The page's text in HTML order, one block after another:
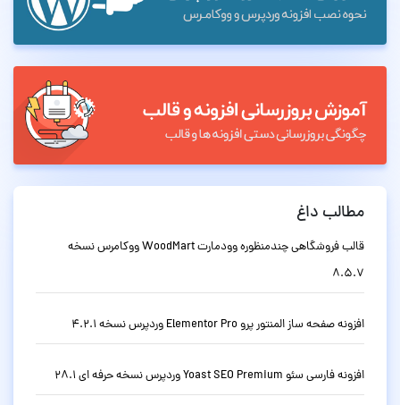
مطالب داغ
قالب فروشگاهی چندمنظوره وودمارت WoodMart ووکامرس نسخه
8.5.7
افزونه صفحه ساز المنتور پرو Elementor Pro وردپرس نسخه 4.2.1
افزونه فارسی سئو Yoast SEO Premium وردپرس نسخه حرفه ای 28.1